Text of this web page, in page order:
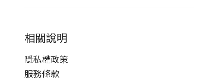
相關說明
隱私權政策
服務條款